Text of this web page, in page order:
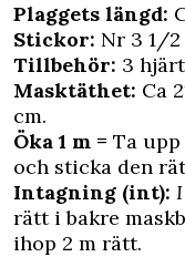
Plaggets längd:
Stickor: Nr 3 1/2
Tillbehör: 3
Masktäthet: Ca
cm.
Öka 1 m = Ta
och sticka den
Intagning (int):
rätt i bakre
ihop 2 m rätt.